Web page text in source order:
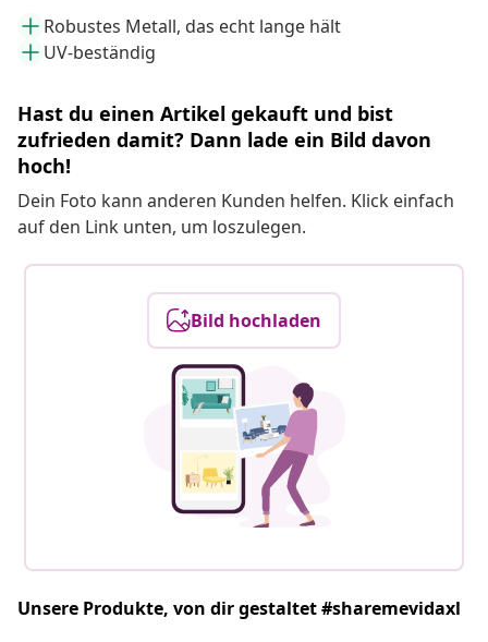
Robustes Metall, das echt lange hält
UV-beständig
Hast du einen Artikel gekauft und bist
zufrieden damit? Dann lade ein Bild davon
hoch!
Dein Foto kann anderen Kunden helfen. Klick einfach
auf den Link unten, um loszulegen.
Bild hochladen
Unsere Produkte, von dir gestaltet #sharemevidaxl